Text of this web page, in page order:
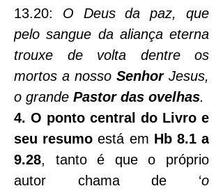
13.20: O Deus da paz, que
pelo sangue da aliança eterna
trouxe de volta dentre os
mortos a nosso Senhor Jesus,
o grande Pastor das ovelhas.
4. O ponto central do Livro e
seu resumo está em Hb 8.1 a
9.28, tanto é que o próprio
autor chama de ‘o